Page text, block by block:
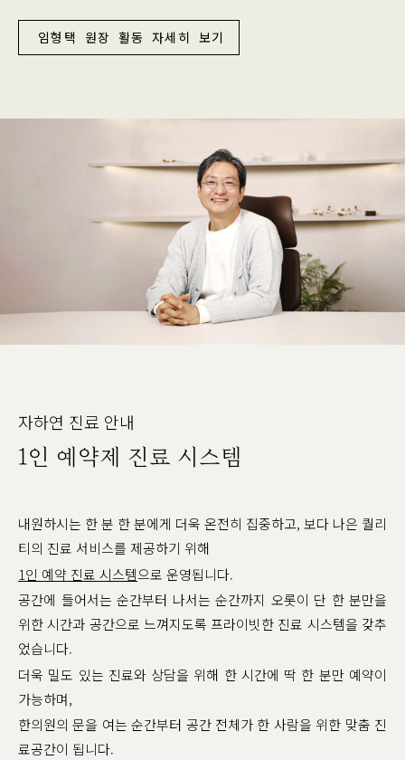
임형택 원장 활동 자세히 보기
자하연 진료 안내
1인 예약제 진료 시스템
내원하시는 한 분 한 분에게 더욱 온전히 집중하고, 보다 나은 퀄리
티의 진료 서비스를 제공하기 위해
1인 예약 진료 시스템으로 운영됩니다.
공간에 들어서는 순간부터 나서는 순간까지 오롯이 단 한 분만을
위한 시간과 공간으로 느껴지도록 프라이빗한 진료 시스템을 갖추
었습니다.
더욱 밀도 있는 진료와 상담을 위해 한 시간에 딱 한 분만 예약이
가능하며,
한의원의 문을 여는 순간부터 공간 전체가 한 사람을 위한 맞춤 진
료공간이 됩니다.